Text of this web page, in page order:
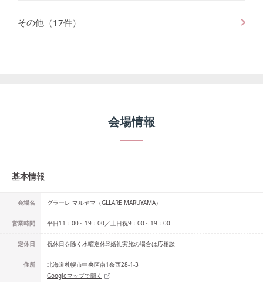
その他 （17件）
会場情報
基本情報
会場名 グラーレ マルヤマ（GLLARE MARUYAMA）
営業時間 平日11：00～19：00／土日祝9：00～19：00
定休日 祝休日を除く水曜定休※婚礼実施の場合は応相談
住所
北海道札幌市中央区南1条西28-1-3
Googleマップで開く